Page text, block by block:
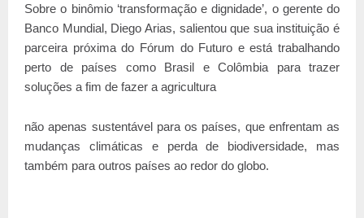
Sobre o binômio ‘transformação e dignidade’, o gerente do
Banco Mundial, Diego Arias, salientou que sua instituição é
parceira próxima do Fórum do Futuro e está trabalhando
perto de países como Brasil e Colômbia para trazer
soluções a fim de fazer a agricultura
não apenas sustentável para os países, que enfrentam as
mudanças climáticas e perda de biodiversidade, mas
também para outros países ao redor do globo.